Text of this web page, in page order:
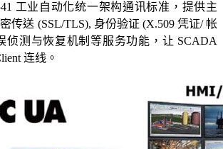
工业自动化统一架构通讯标准，提供主
传送 (SSL/TLS), 身份验证 (X.509 凭证/ 帐
侦测与恢复机制等服务功能，让 SCADA
连线。